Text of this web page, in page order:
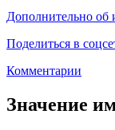
Дополнительно об
Поделиться в
Комментарии
Значение